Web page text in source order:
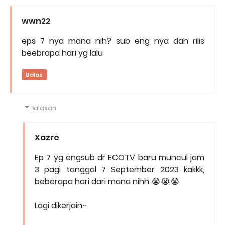
wwn22
eps 7 nya mana nih? sub eng nya dah rilis
beebrapa hari yg lalu
Balas
Balasan
Xazre
Ep 7 yg engsub dr ECOTV baru muncul jam
3 pagi tanggal 7 September 2023 kakkk,
beberapa hari dari mana nihh 😭😭😭
Lagi dikerjain~